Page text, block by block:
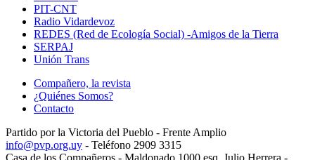
PIT-CNT
Radio Vidardevoz
REDES (Red de Ecología Social) -Amigos de la Tierra
SERPAJ
Unión Trans
Compañero, la revista
¿Quiénes Somos?
Contacto
Partido por la Victoria del Pueblo - Frente Amplio
info@pvp.org.uy - Teléfono 2909 3315